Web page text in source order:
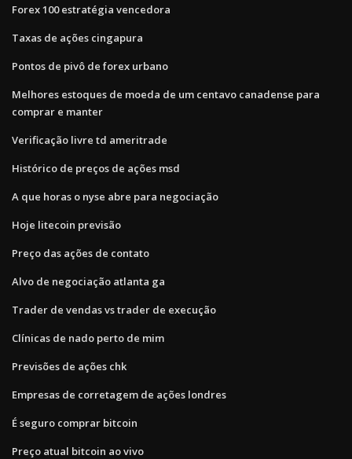
Forex 100 estratégia vencedora
Taxas de ações cingapura
Pontos de pivô de forex urbano
Melhores estoques de moeda de um centavo canadense para
comprar e manter
Verificação livre td ameritrade
Histórico de preços de ações msd
A que horas o nyse abre para negociação
Hoje litecoin previsão
Preço das ações de contato
Alvo de negociação atlanta ga
Trader de vendas vs trader de execução
Clínicas de nado perto de mim
Previsões de ações chk
Empresas de corretagem de ações londres
É seguro comprar bitcoin
Preço atual bitcoin ao vivo